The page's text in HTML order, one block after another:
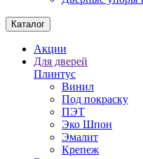
Каталог
Акции
Для дверей
Плинтус
Винил
Под покраску
ПЭТ
Эко Шпон
Эмалит
Крепеж